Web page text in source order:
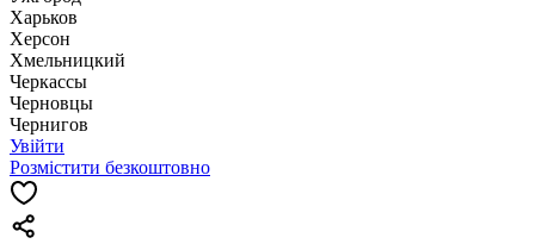
Харьков
Херсон
Хмельницкий
Черкассы
Чернoвцы
Чернигов
Увійти
Розмістити безкоштовно